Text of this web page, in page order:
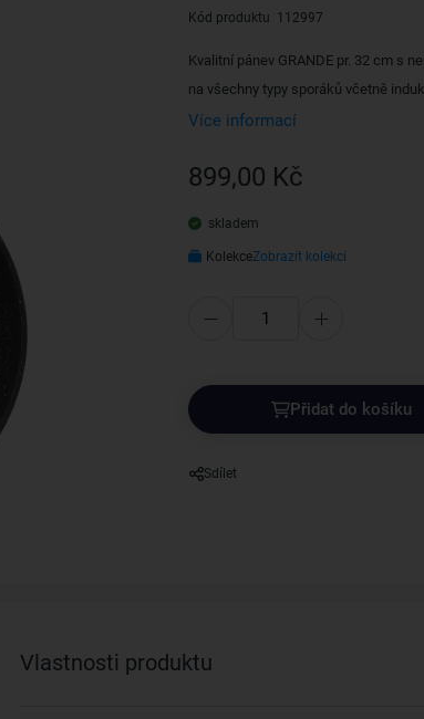
Kód produktu 112997
Kvalitní pánev GRANDE pr. 32 cm s
na všechny typy sporáků včetně
Více informací
899,00 Kč
skladem
KolekceZobrazit kolekci
Přidat do košíku
Sdílet
Vlastnosti produktu